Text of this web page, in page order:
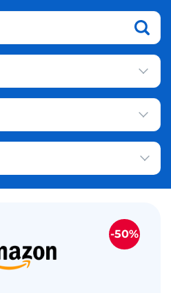
-50%